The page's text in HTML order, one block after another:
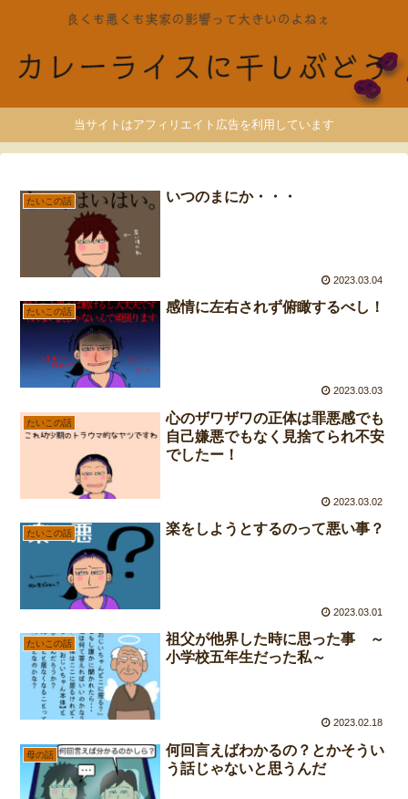
当サイトはアフィリエイト広告を利用しています
たいこの話 いつのまにか・・・
2023.03.04
たいこの話 感情に左右されず俯瞰するべし！
2023.03.03
たいこの話
心のザワザワの正体は罪悪感でも
自己嫌悪でもなく見捨てられ不安
でしたー！
2023.03.02
たいこの話 楽をしようとするのって悪い事？
2023.03.01
たいこの話
祖父が他界した時に思った事 ～
小学校五年生だった私～
2023.02.18
母の話
何回言えばわかるの？とかそうい
う話じゃないと思うんだ